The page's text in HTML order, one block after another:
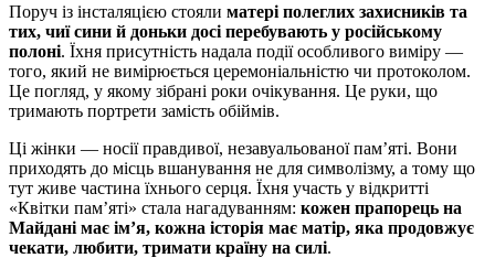
Поруч із інсталяцією стояли матері полеглих захисників та
тих, чиї сини й доньки досі перебувають у російському
полоні. Їхня присутність надала події особливого виміру —
того, який не вимірюється церемоніальністю чи протоколом.
Це погляд, у якому зібрані роки очікування. Це руки, що
тримають портрети замість обіймів.
Ці жінки — носії правдивої, незавуальованої пам’яті. Вони
приходять до місць вшанування не для символізму, а тому що
тут живе частина їхнього серця. Їхня участь у відкритті
«Квітки пам’яті» стала нагадуванням: кожен прапорець на
Майдані має ім’я, кожна історія має матір, яка продовжує
чекати, любити, тримати країну на силі.